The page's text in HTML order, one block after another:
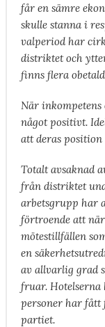
får en sämre
skulle stanna i
valperiod har
distriktet och
finns flera
När
något positivt.
att deras
Totalt avsaknad
från distriktet
arbetsgrupp har
förtroende att
mötestillfällen
en
av allvarlig grad
fruar. Hotelserna
personer har
partiet.